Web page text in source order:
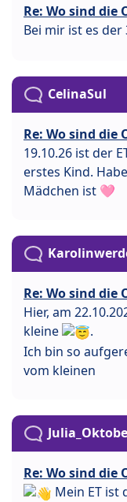
Re: Wo sind die
Bei mir ist es der
CelinaSul
Re: Wo sind die
19.10.26 ist der
erstes Kind.
Mädchen ist 🩷
Re: Wo sind die
Hier, am
kleine
.
Ich bin so
vom kleinen
Re: Wo sind die
Mein ET ist